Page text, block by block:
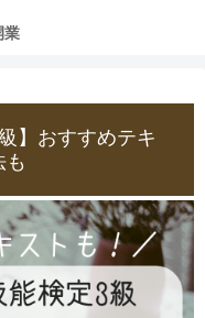
業
】おすすめテキ